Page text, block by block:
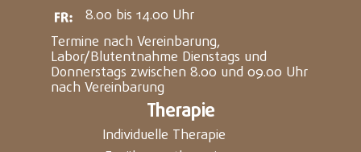
Therapie
Individuelle Therapie
8.00 bis 14.00 Uhr
Termine nach Vereinbarung,
Labor/Blutentnahme Dienstags und
Donnerstags zwischen 8.00 und 09.00 Uhr
nach Vereinbarung